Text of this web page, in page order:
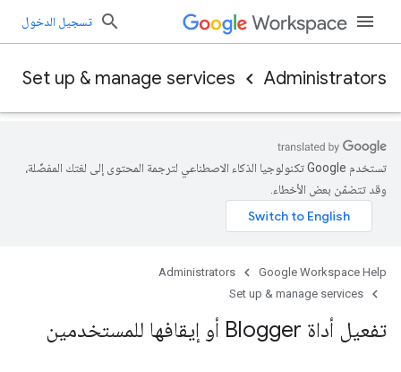
تسجيل الدخول
Administrators
Set up & manage services
تستخدم Google تكنولوجيا الذكاء الاصطناعي لترجمة المحتوى إلى لغتك المفضّلة،
وقد تتضمّن بعض الأخطاء.
Google Workspace Help
Administrators
Set up & manage services
تفعيل أداة Blogger أو إيقافها للمستخدمين